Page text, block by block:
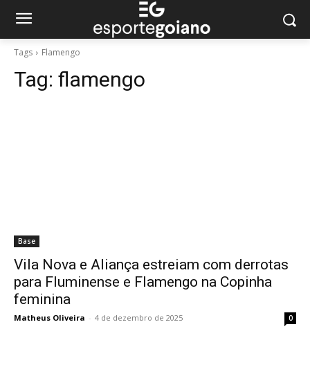
Tags Flamengo
Tag: flamengo
Base
Vila Nova e Aliança estreiam com derrotas
para Fluminense e Flamengo na Copinha
feminina
Matheus Oliveira - 4 de dezembro de 2025 0